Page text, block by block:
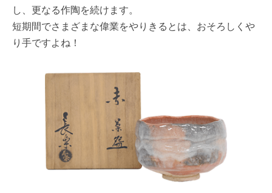
し、更なる作陶を続けます。
短期間でさまざまな偉業をやりきるとは、おそろしくや
り手ですよね！